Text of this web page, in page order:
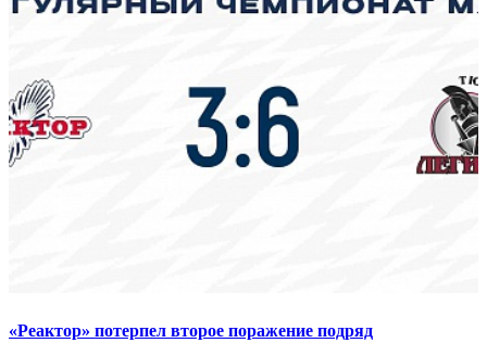
«Реактор» потерпел второе поражение подряд